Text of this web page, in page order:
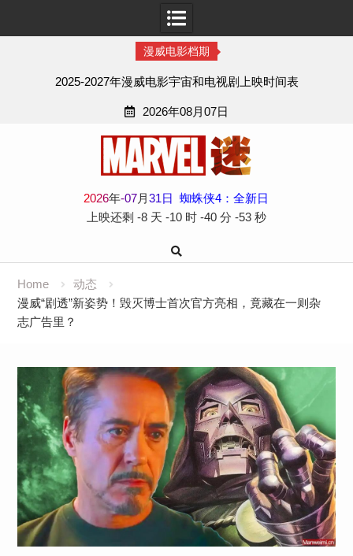
漫威电影档期
2025-2027年漫威电影宇宙和电视剧上映时间表
2026年08月07日
2026年-07月31日
蜘蛛侠4：全新日
上映还剩 -8 天 -10 时 -40 分 -54 秒
Home
动态
漫威“剧透”新姿势！毁灭博士首次官方亮相，竟藏在一则杂
志广告里？​​